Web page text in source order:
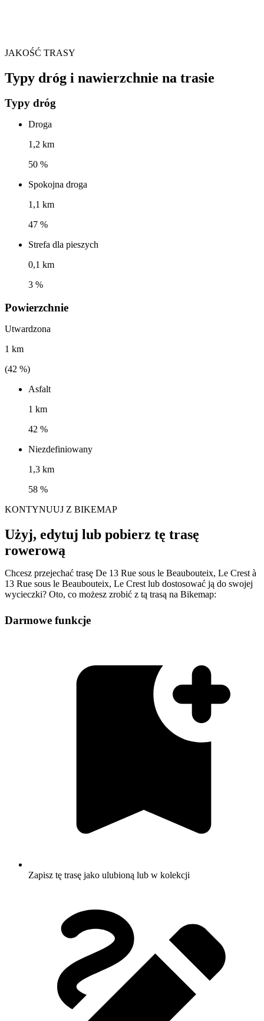
JAKOŚĆ TRASY
Typy dróg i nawierzchnie na trasie
Typy dróg
Droga
1,2 km
50 %
Spokojna droga
1,1 km
47 %
Strefa dla pieszych
0,1 km
3 %
Powierzchnie
Utwardzona
1 km
(42 %)
Asfalt
1 km
42 %
Niezdefiniowany
1,3 km
58 %
KONTYNUUJ Z BIKEMAP
Użyj, edytuj lub pobierz tę trasę
rowerową
Chcesz przejechać trasę De 13 Rue sous le Beaubouteix, Le Crest à
13 Rue sous le Beaubouteix, Le Crest lub dostosować ją do swojej
wycieczki? Oto, co możesz zrobić z tą trasą na Bikemap:
Darmowe funkcje
Zapisz tę trasę jako ulubioną lub w kolekcji